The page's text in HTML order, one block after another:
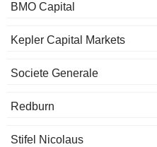
BMO Capital
Kepler Capital Markets
Societe Generale
Redburn
Stifel Nicolaus